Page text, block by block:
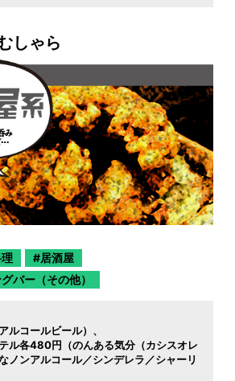
しゃら
居酒屋
バー（その他）
ルコールビール）
ル各480円（のんある気分（カシスオレ
ノンアルコール／シンデレラ／シャーリ